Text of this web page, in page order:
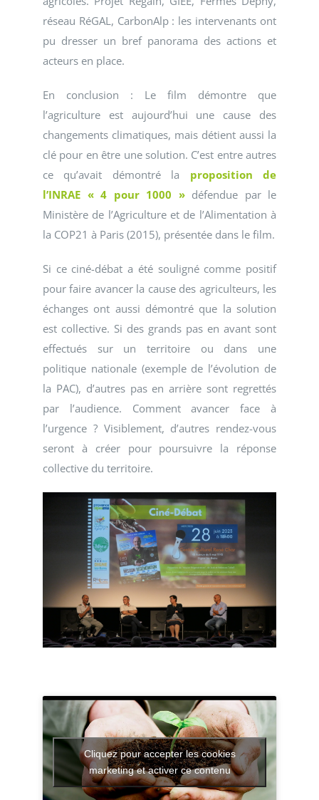
réseau RéGAL, CarbonAlp : les intervenants ont
pu dresser un bref panorama des actions et
acteurs en place.
En conclusion : Le film démontre que
l’agriculture est aujourd’hui une cause des
changements climatiques, mais détient aussi la
clé pour en être une solution. C’est entre autres
ce qu’avait démontré la proposition de
l’INRAE « 4 pour 1000 »défendue par le
Ministère de l’Agriculture et de l’Alimentation à
la COP21 à Paris (2015), présentée dans le film.
Si ce ciné-débat a été souligné comme positif
pour faire avancer la cause des agriculteurs, les
échanges ont aussi démontré que la solution
est collective. Si des grands pas en avant sont
effectués sur un territoire ou dans une
politique nationale (exemple de l’évolution de
la PAC), d’autres pas en arrière sont regrettés
par l’audience. Comment avancer face à
l’urgence ? Visiblement, d’autres rendez-vous
seront à créer pour poursuivre la réponse
collective du territoire.
Cliquez pour accepter les cookies
marketing et activer ce contenu